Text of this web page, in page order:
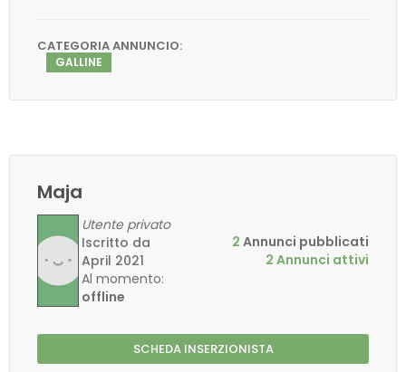
CATEGORIA ANNUNCIO:
GALLINE
Maja
Utente privato
Iscritto da
April 2021
Al momento:
offline
2 Annunci pubblicati
2 Annunci attivi
SCHEDA INSERZIONISTA